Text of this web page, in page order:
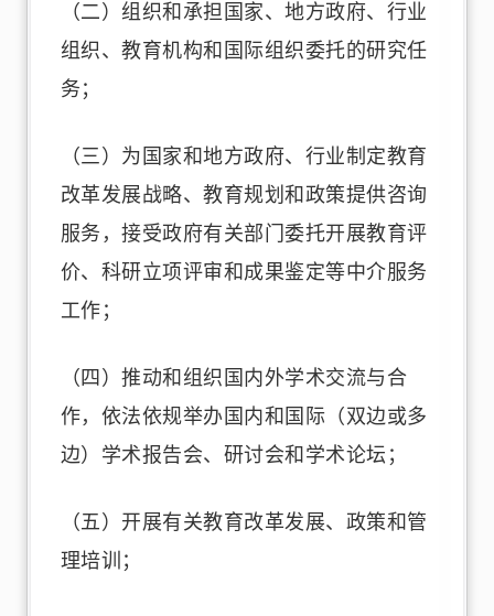
（二）组织和承担国家、地方政府、行业
组织、教育机构和国际组织委托的研究任
务；
（三）为国家和地方政府、行业制定教育
改革发展战略、教育规划和政策提供咨询
服务，接受政府有关部门委托开展教育评
价、科研立项评审和成果鉴定等中介服务
工作；
（四）推动和组织国内外学术交流与合
作，依法依规举办国内和国际（双边或多
边）学术报告会、研讨会和学术论坛；
（五）开展有关教育改革发展、政策和管
理培训；